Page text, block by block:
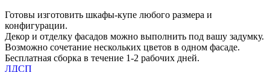
Готовы изготовить шкафы-купе любого размера и
конфигурации.
Декор и отделку фасадов можно выполнить под вашу задумку.
Возможно сочетание нескольких цветов в одном фасаде.
Бесплатная сборка в течение 1-2 рабочих дней.
ЛДСП